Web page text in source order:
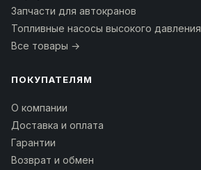
Запчасти для автокранов
Топливные насосы высокого давления
Все товары →
ПОКУПАТЕЛЯМ
О компании
Доставка и оплата
Гарантии
Возврат и обмен